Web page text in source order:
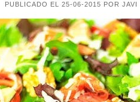
PUBLICADO EL 25-06-2015 POR JAVI